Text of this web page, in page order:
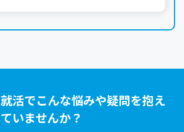
就活でこんな悩みや疑問を抱え
ていませんか？